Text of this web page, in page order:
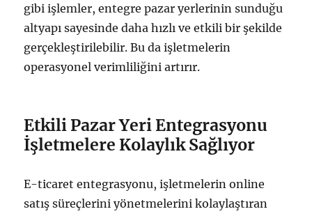
gibi işlemler, entegre pazar yerlerinin sunduğu
altyapı sayesinde daha hızlı ve etkili bir şekilde
gerçekleştirilebilir. Bu da işletmelerin
operasyonel verimliliğini artırır.
Etkili Pazar Yeri Entegrasyonu
İşletmelere Kolaylık Sağlıyor
E-ticaret entegrasyonu, işletmelerin online
satış süreçlerini yönetmelerini kolaylaştıran